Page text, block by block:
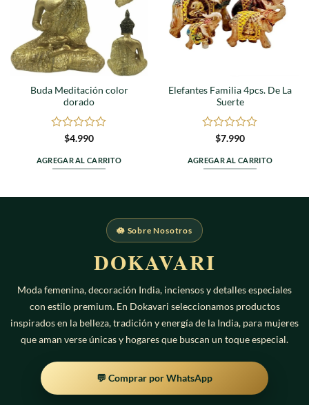
Buda Meditación color
dorado
Valorado
0
de
$4.990
AGREGAR AL CARRITO
Elefantes Familia 4pcs. De La
Suerte
Valorado
0
de
$7.990
AGREGAR AL CARRITO
🪷 Sobre Nosotros
DOKAVARI
Moda femenina, decoración India, inciensos y detalles especiales
con estilo premium. En Dokavari seleccionamos productos
inspirados en la belleza, tradición y energía de la India, para mujeres
que aman verse únicas y hogares que buscan un toque especial.
💬 Comprar por WhatsApp